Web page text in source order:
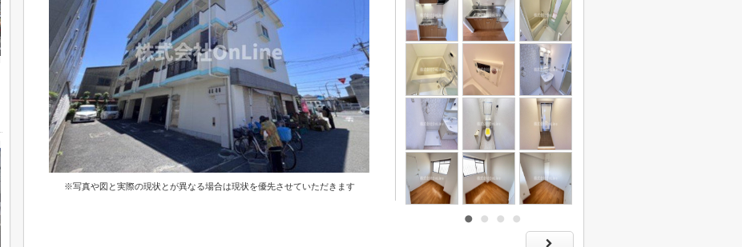
※写真や図と実際の現状とが異なる場合は現状を優先させていただきます